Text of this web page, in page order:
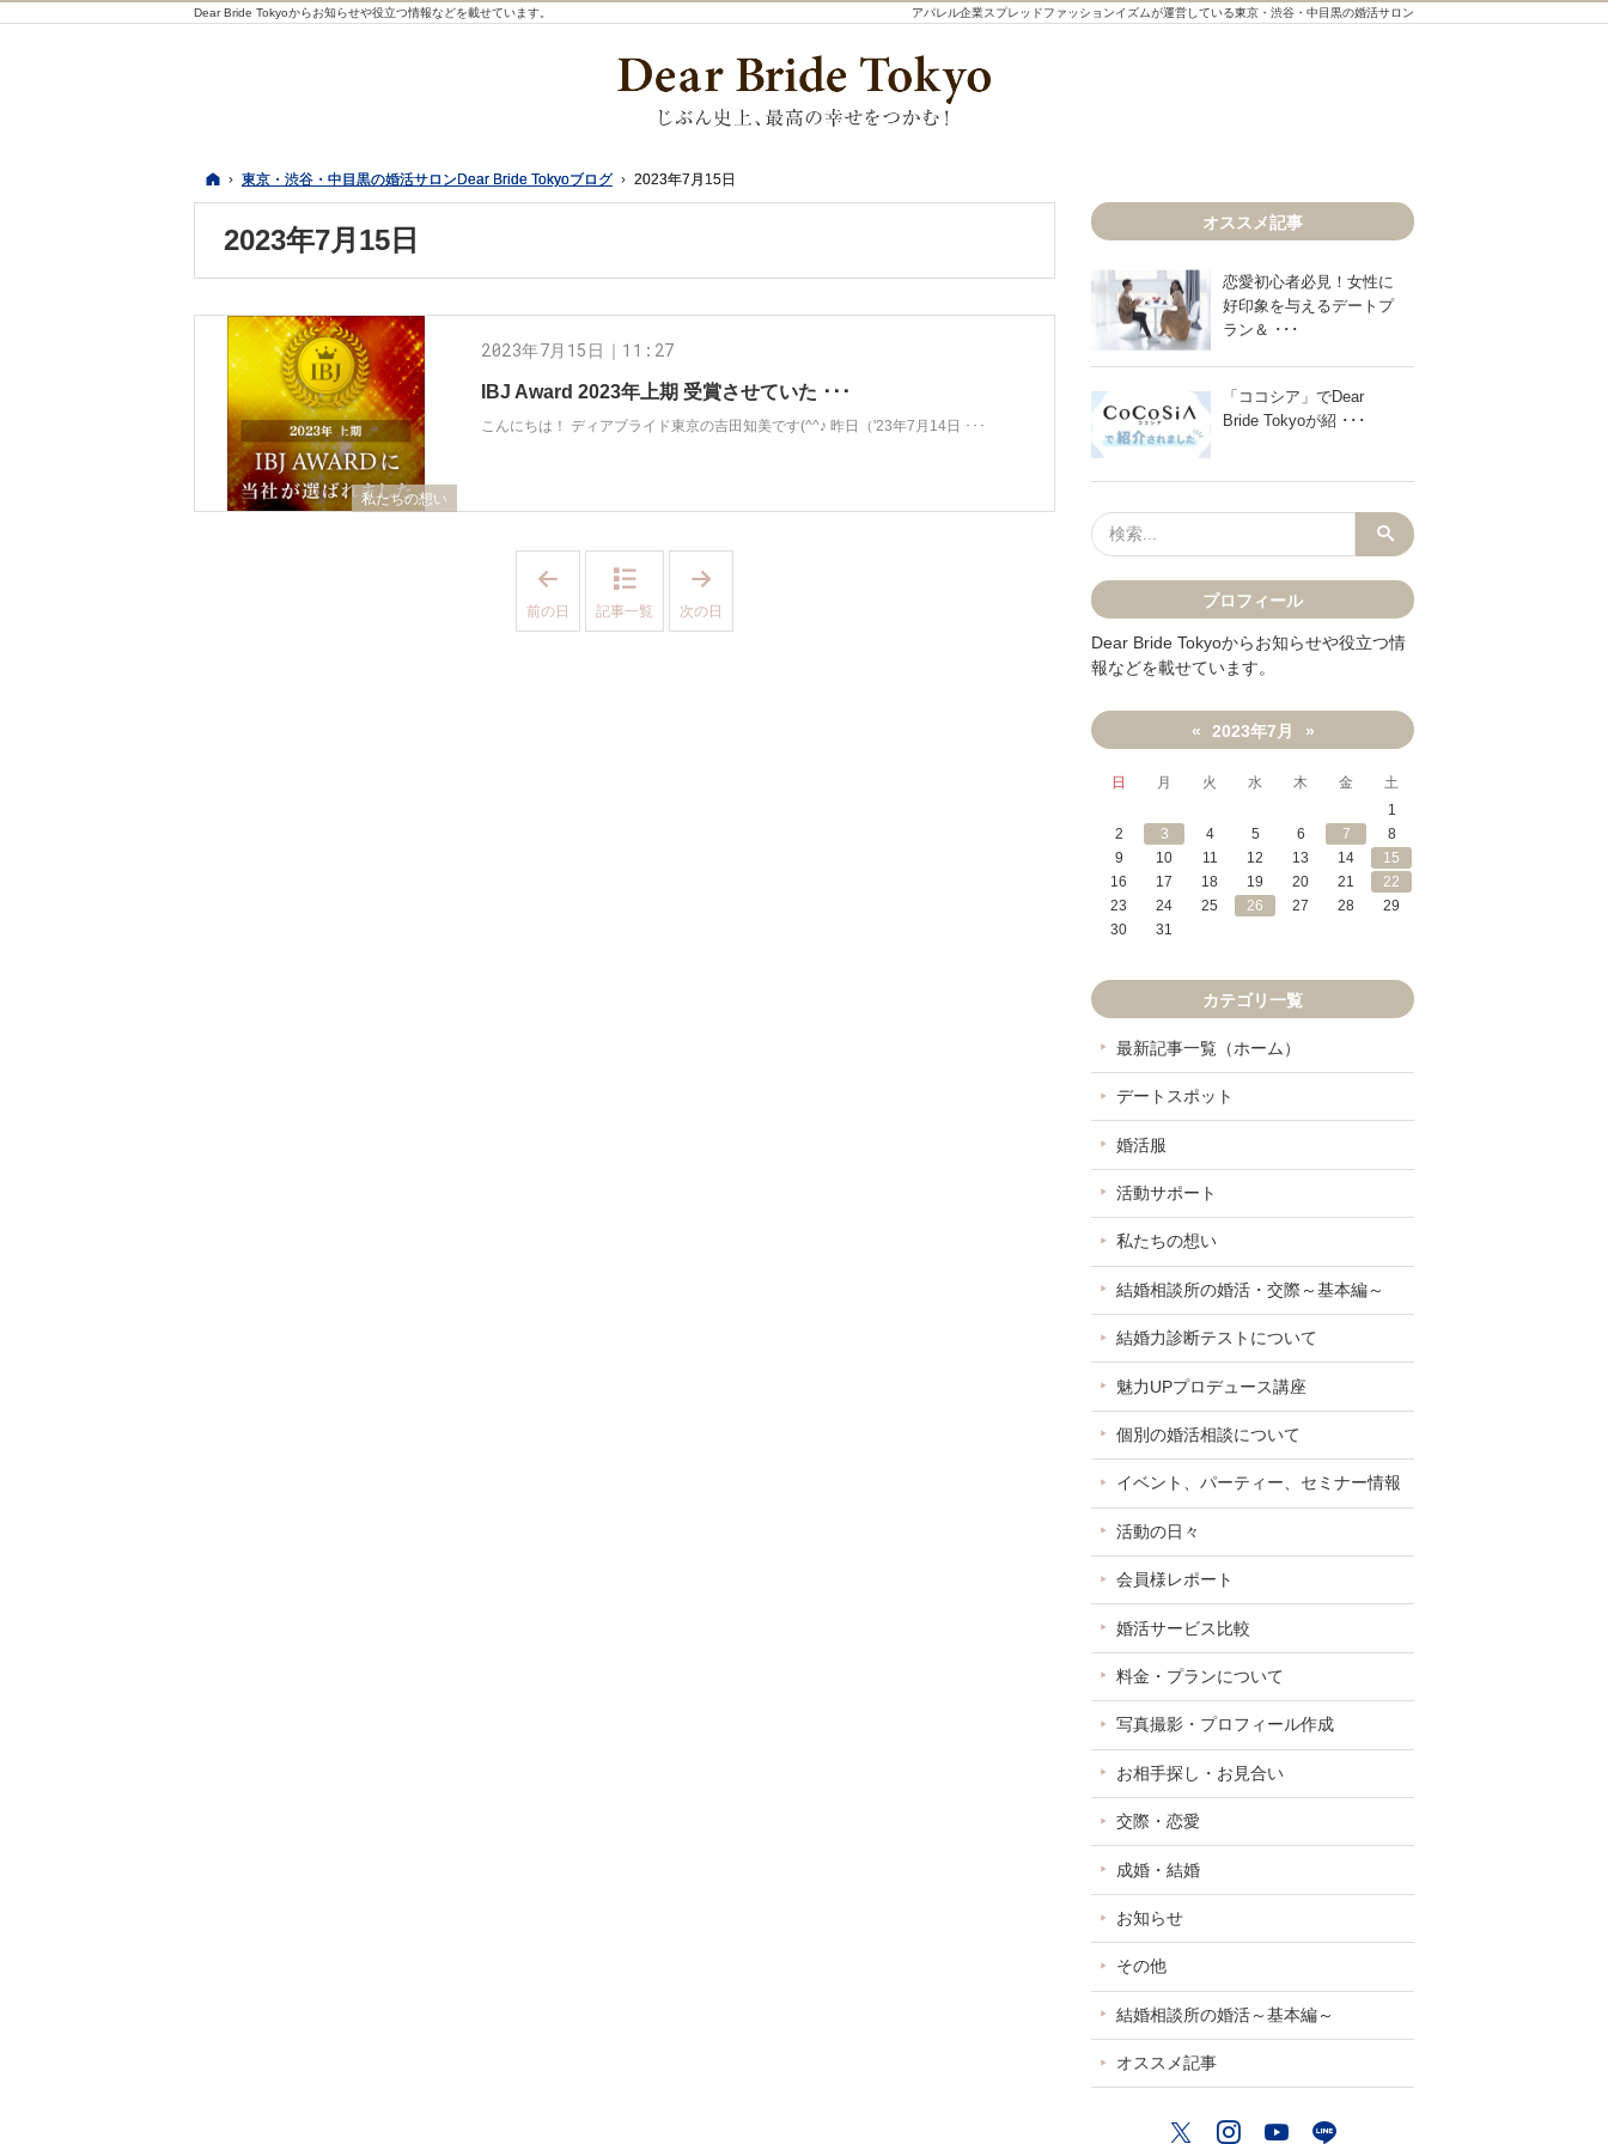
ホーム
東京・渋谷・中目黒の婚活サロンDear Bride Tokyoブログ 2023年7月15日
2023年7月15日
アパレル企業スプレッドファッションイズムが運営している東京・渋谷・中目黒の婚活サロン
Dear Bride Tokyoからお知らせや役立つ情報などを載せています。
私たちの想い
IBJ Award 2023年上期 受賞させていた ･･･
2023年7月15日｜11:27
こんにちは！ ディアブライド東京の吉田知美です(^^♪ 昨日（'23年7月14日 ･･･
3
前の日 記事一覧
3
次の日
オススメ記事
恋愛初心者必見！女性に
好印象を与えるデートプ
ラン＆ ･･･
「ココシア」でDear
Bride Tokyoが紹 ･･･
プロフィール
Dear Bride Tokyoからお知らせや役立つ情
報などを載せています。
« 2023年7月 »
日 月 火 水 木 金
土
1
2
3 4 5 6 7
8
9
10 11 12 13 14
15
16
17 18 19 20 21
22
23
24 25 26 27 28
29
30
31
カテゴリ一覧
最新記事一覧（ホーム）
デートスポット
婚活服
活動サポート
私たちの想い
結婚相談所の婚活・交際～基本編～
結婚力診断テストについて
魅力UPプロデュース講座
個別の婚活相談について
イベント、パーティー、セミナー情報
活動の日々
会員様レポート
婚活サービス比較
料金・プランについて
写真撮影・プロフィール作成
お相手探し・お見合い
交際・恋愛
成婚・結婚
お知らせ
その他
結婚相談所の婚活～基本編～
オススメ記事
TwitterInstagram
YouTube
ホーム
東京・渋谷・中目黒の婚活サロンDear Bride Tokyoブログ 2023年7月15日